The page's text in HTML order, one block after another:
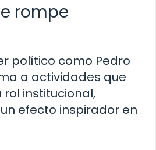
rompe
político como Pedro
a actividades que
institucional,
efecto inspirador en